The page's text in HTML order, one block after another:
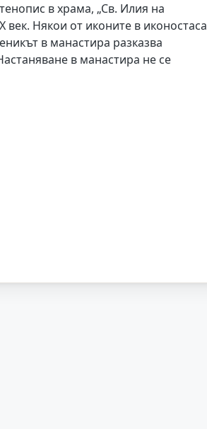
в храма, „Св. Илия на
век. Някои от иконите в иконостаса
в манастира разказва
в манастира не се